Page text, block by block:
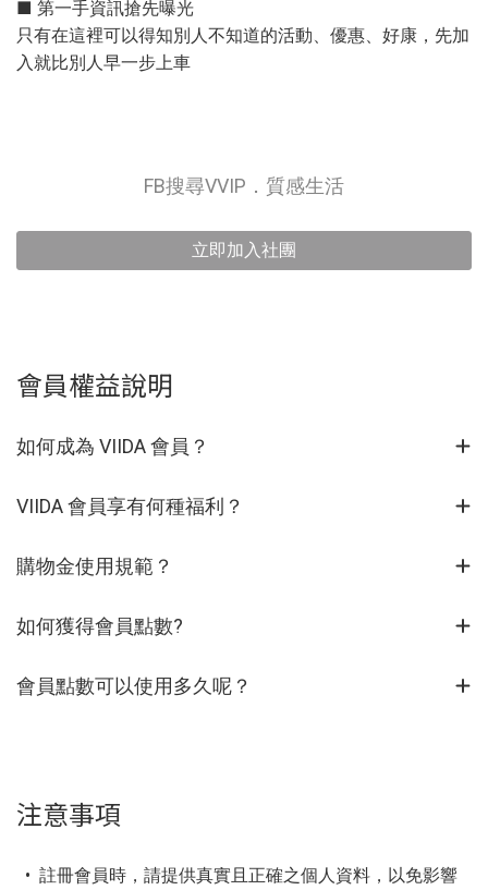
■ 第一手資訊搶先曝光
只有在這裡可以得知別人不知道的活動、優惠、好康，先加
入就比別人早一步上車
FB搜尋VVIP．質感生活
立即加入社團
會員權益說明
如何成為 VIIDA 會員？
VIIDA 會員享有何種福利？
購物金使用規範？
如何獲得會員點數?
會員點數可以使用多久呢？
注意事項
• 註冊會員時，請提供真實且正確之個人資料，以免影響